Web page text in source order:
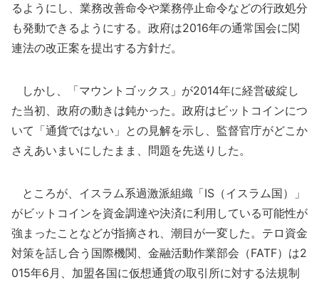
るようにし、業務改善命令や業務停止命令などの行政処分
も発動できるようにする。政府は2016年の通常国会に関
連法の改正案を提出する方針だ。
しかし、「マウントゴックス」が2014年に経営破綻し
た当初、政府の動きは鈍かった。政府はビットコインにつ
いて「通貨ではない」との見解を示し、監督官庁がどこか
さえあいまいにしたまま、問題を先送りした。
ところが、イスラム系過激派組織「IS（イスラム国）」
がビットコインを資金調達や決済に利用している可能性が
強まったことなどが指摘され、潮目が一変した。テロ資金
対策を話し合う国際機関、金融活動作業部会（FATF）は2
015年6月、加盟各国に仮想通貨の取引所に対する法規制